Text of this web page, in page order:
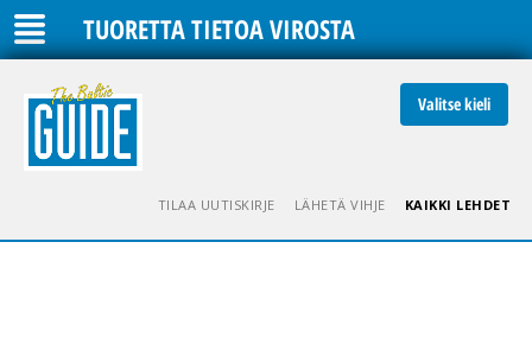
TUORETTA TIETOA VIROSTA
Valitse kieli
TILAA UUTISKIRJE LÄHETÄ VIHJE KAIKKI LEHDET